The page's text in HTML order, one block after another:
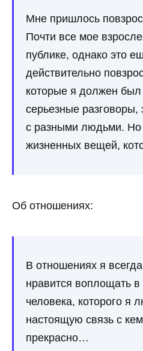
Мне пришлось
Почти все мое
публике, однако это
действительно
которые я должен был
серьезные разговоры,
с разными людьми. Но
жизненных вещей,
Об отношениях:
В отношениях я
нравится воплощать
человека, которого я
настоящую связь с
прекрасно…